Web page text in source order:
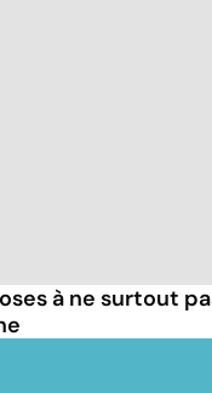
à ne surtout